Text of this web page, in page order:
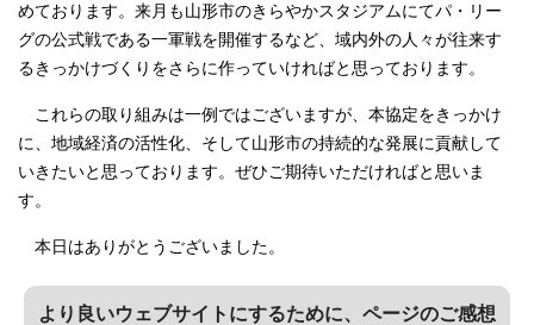
めております。来月も山形市のきらやかスタジアムにてパ・リー
グの公式戦である一軍戦を開催するなど、域内外の人々が往来す
るきっかけづくりをさらに作っていければと思っております。
これらの取り組みは一例ではございますが、本協定をきっかけ
に、地域経済の活性化、そして山形市の持続的な発展に貢献して
いきたいと思っております。ぜひご期待いただければと思いま
す。
本日はありがとうございました。
より良いウェブサイトにするために、ページのご感想